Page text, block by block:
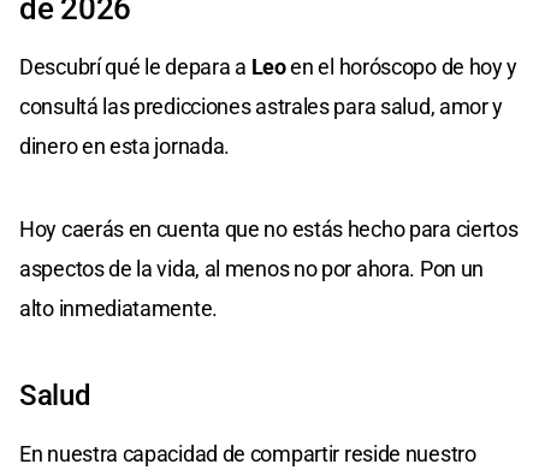
de 2026
Descubrí qué le depara a Leoen el horóscopo de hoy y
consultá las predicciones astrales para salud, amor y
dinero en esta jornada.
Hoy caerás en cuenta que no estás hecho para ciertos
aspectos de la vida, al menos no por ahora. Pon un
alto inmediatamente.
Salud
En nuestra capacidad de compartir reside nuestro